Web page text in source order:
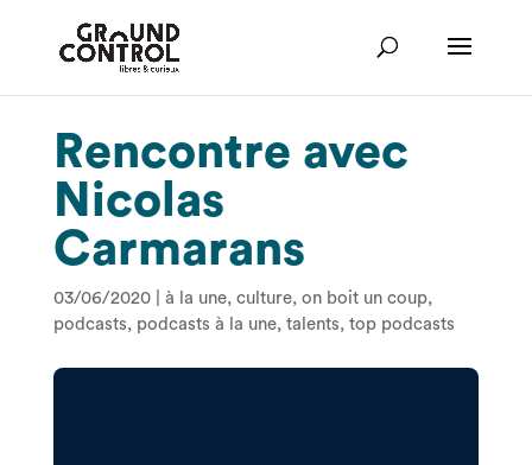
Rencontre avec
Nicolas
Carmarans
03/06/2020| à la une, culture, on boit un coup,
podcasts, podcasts à la une, talents, top podcasts